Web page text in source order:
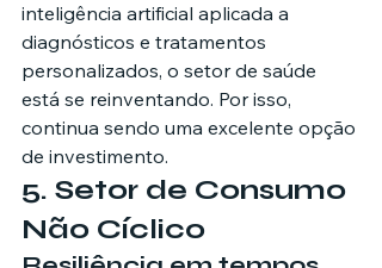
inteligência artificial aplicada a
diagnósticos e tratamentos
personalizados, o setor de saúde
está se reinventando. Por isso,
continua sendo uma excelente opção
de investimento.
5. Setor de Consumo
Não Cíclico